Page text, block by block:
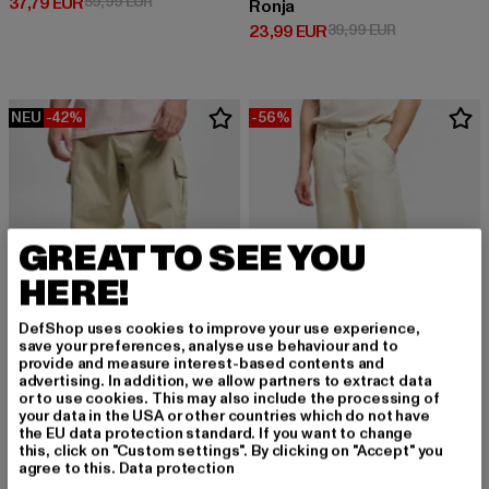
Ronja
23,99 EUR
Derzeitiger Preis: 23,99 EUR
39,99 EURAktionspreis:
NEU -42%
URBAN CLASSICS
Straight Leg
28,99 EUR
Derzeitiger Preis: 28,99 EUR
49,99 EURAktionspreis: 49,99 EUR
-56%
URBAN CLASSICS
Canvas
30,80 EUR
Derzeitiger Preis: 30,80 EUR
69,99 EURAktionspreis:
GREAT TO SEE YOU
HERE!
DefShop uses cookies to improve your use experience,
save your preferences, analyse use behaviour and to
provide and measure interest-based contents and
advertising. In addition, we allow partners to extract data
or to use cookies. This may also include the processing of
your data in the USA or other countries which do not have
the EU data protection standard. If you want to change
this, click on "Custom settings". By clicking on "Accept" you
agree to this. Data protection